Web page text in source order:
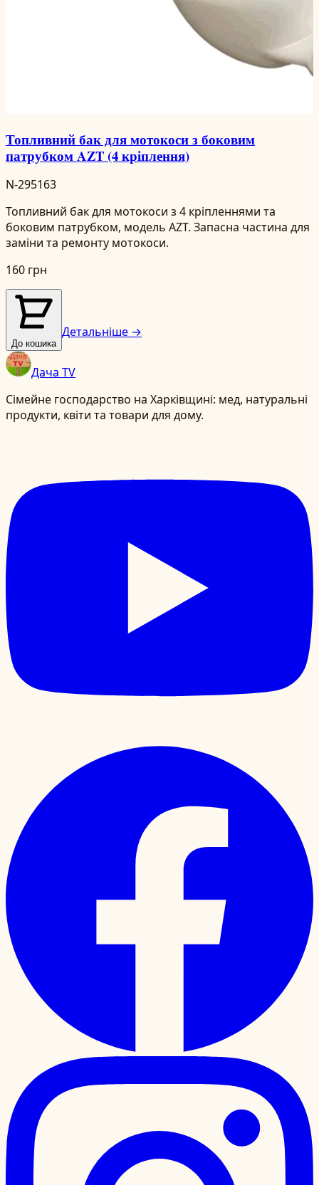
Топливний бак для мотокоси з боковим
патрубком AZT (4 кріплення)
N-295163
Топливний бак для мотокоси з 4 кріпленнями та
боковим патрубком, модель AZT. Запасна частина для
заміни та ремонту мотокоси.
160 грн
До кошика
Детальніше →
Дача TV
Сімейне господарство на Харківщині: мед, натуральні
продукти, квіти та товари для дому.